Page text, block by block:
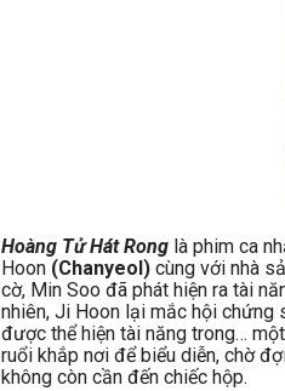
Hoàng Tử Hát Rong là phim ca
Hoon (Chanyeol) cùng với nhà
cờ, Min Soo đã phát hiện ra tài
nhiên, Ji Hoon lại mắc hội chứng
được thể hiện tài năng trong…
ruổi khắp nơi để biểu diễn, chờ
không còn cần đến chiếc hộp.